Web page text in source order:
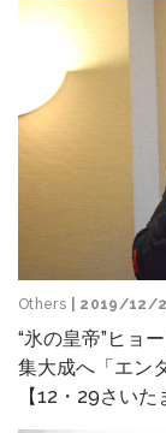
Others | 2019/12/
“氷の皇帝”ヒョ
集大成へ「エン
【12・29さいた